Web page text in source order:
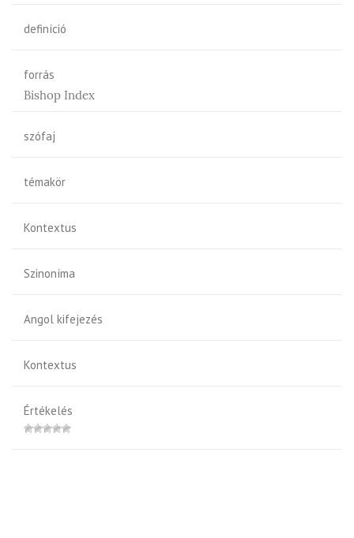
definíció
forrás
Bishop Index
szófaj
témakör
Kontextus
Szinoníma
Angol kifejezés
Kontextus
Értékelés